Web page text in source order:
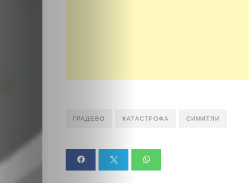
Малки
Новини
ГРАДЕВО КАТАСТРОФА СИМИТЛИ